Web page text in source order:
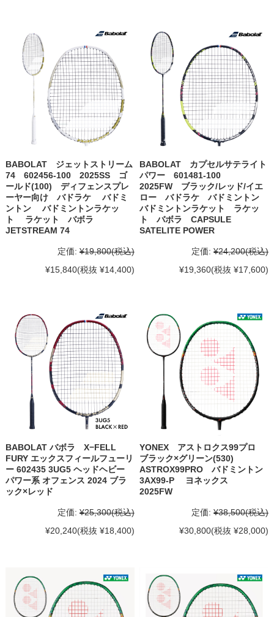
BABOLAT ジェットストリーム
74 602456-100 2025SS ゴ
ールド(100) ディフェンスプレ
ーヤー向け バドラケ バドミ
ントン バドミントンラケッ
ト ラケット バボラ
JETSTREAM 74
定価: ¥19,800(税込)
¥15,840(税抜 ¥14,400)
BABOLAT カプセルサテライト
パワー 601481-100
2025FW ブラック/レッド/イエ
ロー バドラケ バドミントン
バドミントンラケット ラケッ
ト バボラ CAPSULE
SATELITE POWER
定価: ¥24,200(税込)
¥19,360(税抜 ¥17,600)
BABOLAT バボラ X−FELL
FURY エックスフィールフューリ
ー 602435 3UG5 ヘッドヘビー
パワー系 オフェンス 2024 ブラ
ック×レッド
定価: ¥25,300(税込)
¥20,240(税抜 ¥18,400)
YONEX アストロクス99プロ
ブラック×グリーン(530)
ASTROX99PRO バドミントン
3AX99-P ヨネックス
2025FW
定価: ¥38,500(税込)
¥30,800(税抜 ¥28,000)